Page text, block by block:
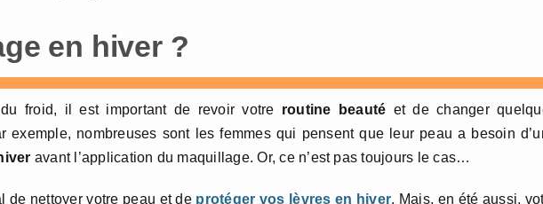
en hiver ?
froid, il est important de revoir votre routine beauté et de changer
exemple, nombreuses sont les femmes qui pensent que leur peau a besoin
avant l’application du maquillage. Or, ce n’est pas toujours le cas…
de nettoyer votre peau et de protéger vos lèvres en hiver. Mais, en été aussi,